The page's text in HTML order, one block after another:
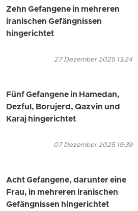
Zehn Gefangene in mehreren
iranischen Gefängnissen
hingerichtet
27 Dezember 2025 13:24
Fünf Gefangene in Hamedan,
Dezful, Borujerd, Qazvin und
Karaj hingerichtet
07 Dezember 2025 19:39
Acht Gefangene, darunter eine
Frau, in mehreren iranischen
Gefängnissen hingerichtet